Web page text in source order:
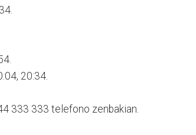
20:34.
333 333 telefono zenbakian.